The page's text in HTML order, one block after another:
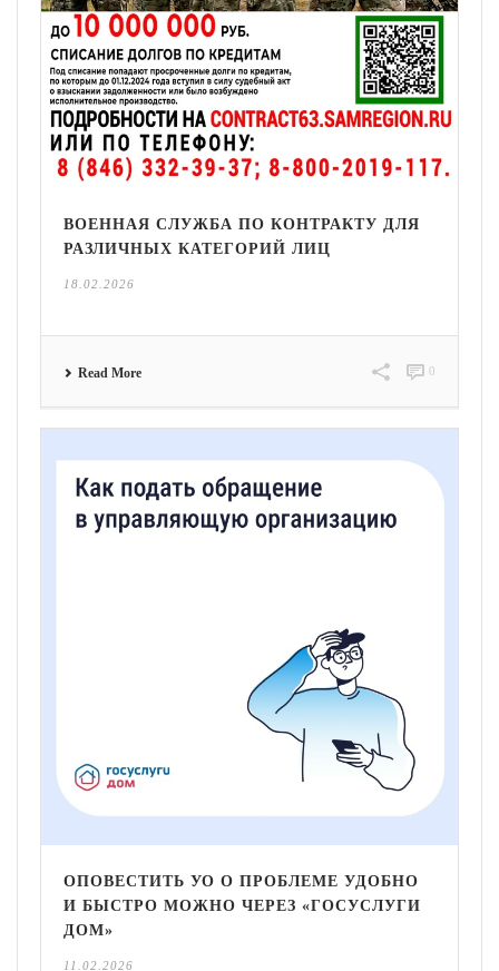
ВОЕННАЯ СЛУЖБА ПО КОНТРАКТУ ДЛЯ
РАЗЛИЧНЫХ КАТЕГОРИЙ ЛИЦ
18.02.2026
Read More 0
ОПОВЕСТИТЬ УО О ПРОБЛЕМЕ УДОБНО
И БЫСТРО МОЖНО ЧЕРЕЗ «ГОСУСЛУГИ
ДОМ»
11.02.2026